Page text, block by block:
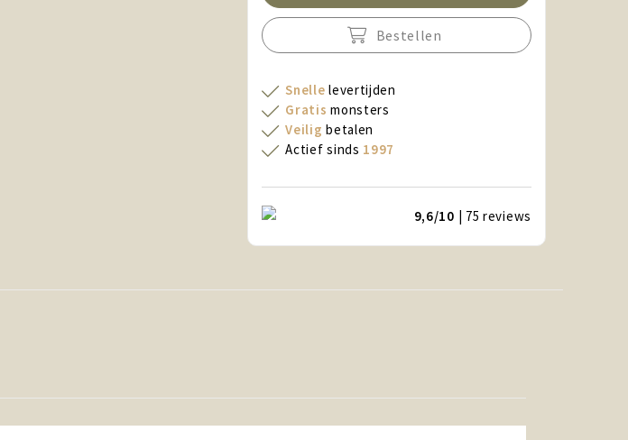
Bestellen
Snelle levertijden
Gratis monsters
Veilig betalen
Actief sinds 1997
9,6/10 | 75reviews